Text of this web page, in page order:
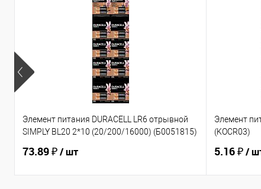
Элемент питания DURACELL LR6 отрывной
SIMPLY BL20 2*10 (20/200/16000) (Б0051815)
73.89 ₽/ шт
Элемент
(KOCR03)
5.16 ₽/